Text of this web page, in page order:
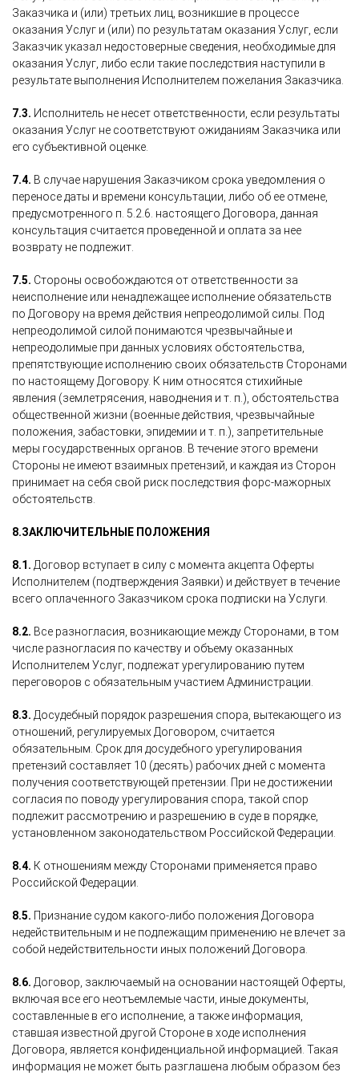
Заказчика и (или) третьих лиц, возникшие в процессе
оказания Услуг и (или) по результатам оказания Услуг, если
Заказчик указал недостоверные сведения, необходимые для
оказания Услуг, либо если такие последствия наступили в
результате выполнения Исполнителем пожелания Заказчика.
7.3. Исполнитель не несет ответственности, если результаты
оказания Услуг не соответствуют ожиданиям Заказчика или
его субъективной оценке.
7.4. В случае нарушения Заказчиком срока уведомления о
переносе даты и времени консультации, либо об ее отмене,
предусмотренного п. 5.2.6. настоящего Договора, данная
консультация считается проведенной и оплата за нее
возврату не подлежит.
7.5. Стороны освобождаются от ответственности за
неисполнение или ненадлежащее исполнение обязательств
по Договору на время действия непреодолимой силы. Под
непреодолимой силой понимаются чрезвычайные и
непреодолимые при данных условиях обстоятельства,
препятствующие исполнению своих обязательств Сторонами
по настоящему Договору. К ним относятся стихийные
явления (землетрясения, наводнения и т. п.), обстоятельства
общественной жизни (военные действия, чрезвычайные
положения, забастовки, эпидемии и т. п.), запретительные
меры государственных органов. В течение этого времени
Стороны не имеют взаимных претензий, и каждая из Сторон
принимает на себя свой риск последствия форс-мажорных
обстоятельств.
8.ЗАКЛЮЧИТЕЛЬНЫЕ ПОЛОЖЕНИЯ
8.1. Договор вступает в силу с момента акцепта Оферты
Исполнителем (подтверждения Заявки) и действует в течение
всего оплаченного Заказчиком срока подписки на Услуги.
8.2. Все разногласия, возникающие между Сторонами, в том
числе разногласия по качеству и объему оказанных
Исполнителем Услуг, подлежат урегулированию путем
переговоров с обязательным участием Администрации.
8.3. Досудебный порядок разрешения спора, вытекающего из
отношений, регулируемых Договором, считается
обязательным. Срок для досудебного урегулирования
претензий составляет 10 (десять) рабочих дней с момента
получения соответствующей претензии. При не достижении
согласия по поводу урегулирования спора, такой спор
подлежит рассмотрению и разрешению в суде в порядке,
установленном законодательством Российской Федерации.
8.4. К отношениям между Сторонами применяется право
Российской Федерации.
8.5. Признание судом какого-либо положения Договора
недействительным и не подлежащим применению не влечет за
собой недействительности иных положений Договора.
8.6. Договор, заключаемый на основании настоящей Оферты,
включая все его неотъемлемые части, иные документы,
составленные в его исполнение, а также информация,
ставшая известной другой Стороне в ходе исполнения
Договора, является конфиденциальной информацией. Такая
информация не может быть разглашена любым образом без